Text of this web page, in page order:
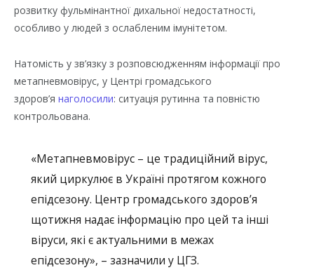
розвитку фульмінантної дихальної недостатності,
особливо у людей з ослабленим імунітетом.
Натомість у зв’язку з розповсюдженням інформації про
метапневмовірус, у Центрі громадського
здоров’я наголосили: ситуація рутинна та повністю
контрольована.
«Метапневмовірус – це традиційний вірус,
який циркулює в Україні протягом кожного
епідсезону. Центр громадського здоров’я
щотижня надає інформацію про цей та інші
віруси, які є актуальними в межах
епідсезону», – зазначили у ЦГЗ.